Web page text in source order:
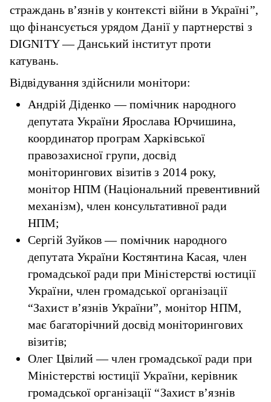
страждань в’язнів у контексті війни в Україні”,
що фінансується урядом Данії у партнерстві з
DIGNITY — Данський інститут проти
катувань.
Відвідування здійснили монітори:
Андрій Діденко — помічник народного
депутата України Ярослава Юрчишина,
координатор програм Харківської
правозахисної групи, досвід
моніторингових візитів з 2014 року,
монітор НПМ (Національний превентивний
механізм), член консультативної ради
НПМ;
Сергій Зуйков — помічник народного
депутата України Костянтина Касая, член
громадської ради при Міністерстві юстиції
України, член громадської організації
“Захист в’язнів України”, монітор НПМ,
має багаторічний досвід моніторингових
візитів;
Олег Цвілий — член громадської ради при
Міністерстві юстиції України, керівник
громадської організації “Захист в’язнів